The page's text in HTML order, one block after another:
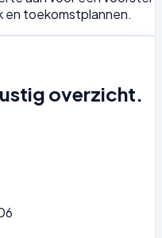
en toekomstplannen.
overzicht.